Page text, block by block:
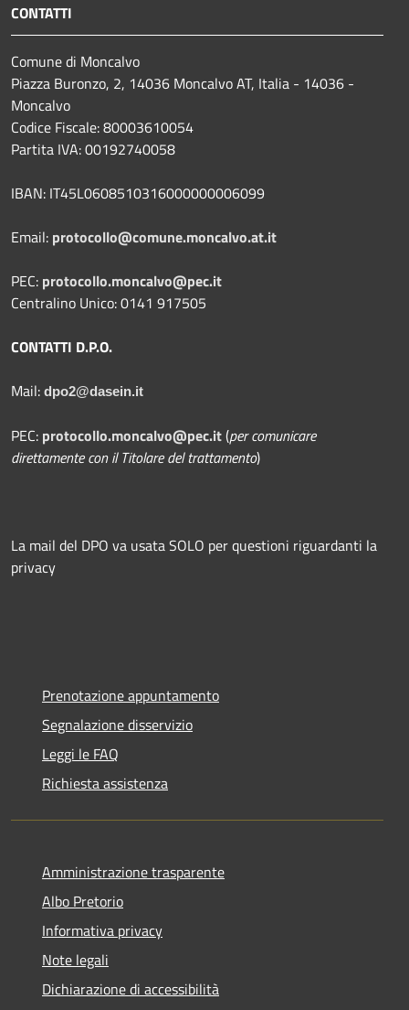
CONTATTI
Comune di Moncalvo
Piazza Buronzo, 2, 14036 Moncalvo AT, Italia - 14036 -
Moncalvo
Codice Fiscale: 80003610054
Partita IVA: 00192740058
IBAN: IT45L0608510316000000006099
Email: protocollo@comune.moncalvo.at.it
PEC: protocollo.moncalvo@pec.it
Centralino Unico: 0141 917505
CONTATTI D.P.O.
Mail: dpo2@dasein.it
PEC: protocollo.moncalvo@pec.it(per comunicare
direttamente con il Titolare del trattamento)
La mail del DPO va usata SOLO per questioni riguardanti la
privacy
Prenotazione appuntamento
Segnalazione disservizio
Leggi le FAQ
Richiesta assistenza
Amministrazione trasparente
Albo Pretorio
Informativa privacy
Note legali
Dichiarazione di accessibilità